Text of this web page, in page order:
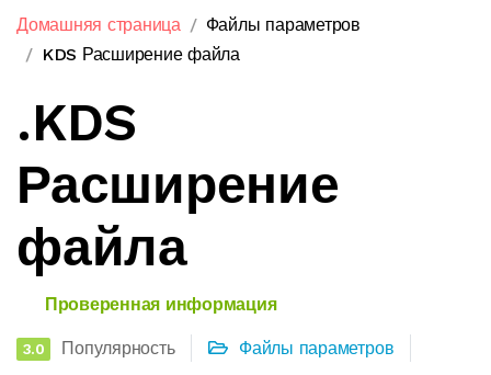
Домашняя страница
Файлы параметров
KDS Расширение файла
.KDS
Расширение
файла
Проверенная информация
3.0 Популярность Файлы параметров